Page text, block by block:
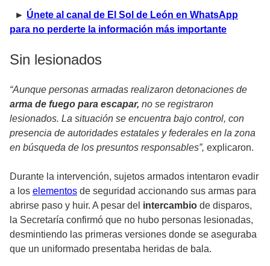
► Únete al canal de El Sol de León en WhatsApp
para no perderte la información más importante
Sin lesionados
“Aunque personas armadas realizaron detonaciones de
arma de fuego para escapar, no se registraron
lesionados. La situación se encuentra bajo control, con
presencia de autoridades estatales y federales en la zona
en búsqueda de los presuntos responsables”, explicaron.
Durante la intervención, sujetos armados intentaron evadir
a los elementos de seguridad accionando sus armas para
abrirse paso y huir. A pesar del intercambio de disparos,
la Secretaría confirmó que no hubo personas lesionadas,
desmintiendo las primeras versiones donde se aseguraba
que un uniformado presentaba heridas de bala.